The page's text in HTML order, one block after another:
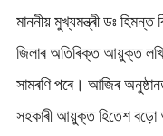
মাননীয় মুখ্যমন্ত্ৰী ডঃ
জিলাৰ অতিৰিক্ত আয়ুক্ত
সামৰণি পৰে। আজিৰ
সহকাৰী আয়ুক্ত হিতেশ বড়ো